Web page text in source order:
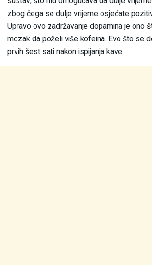
zbog čega se dulje vrijeme osjećate
Upravo ovo zadržavanje dopamina je ono
mozak da poželi više kofeina. Evo što se
prvih šest sati nakon ispijanja kave.